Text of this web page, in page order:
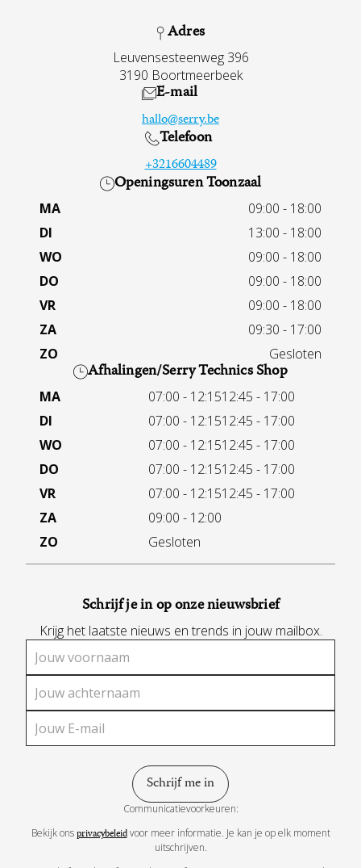
Adres
Leuvensesteenweg 396
3190 Boortmeerbeek
E-mail
hallo@serry.be
Telefoon
+3216604489
Openingsuren Toonzaal
MA
09:00 - 18:00
DI
13:00 - 18:00
WO
09:00 - 18:00
DO
09:00 - 18:00
VR
09:00 - 18:00
ZA
09:30 - 17:00
ZO
Gesloten
Afhalingen/Serry Technics Shop
MA 07:00 - 12:1512:45 - 17:00
DI
07:00 - 12:1512:45 - 17:00
WO
07:00 - 12:1512:45 - 17:00
DO
07:00 - 12:1512:45 - 17:00
VR
07:00 - 12:1512:45 - 17:00
ZA
09:00 - 12:00
ZO
Gesloten
Schrijf je in op onze nieuwsbrief
Krijg het laatste nieuws en trends in jouw mailbox.
Communicatievoorkeuren:
Bekijk onsprivacybeleidvoor meer informatie. Je kan je op elk moment
uitschrijven.